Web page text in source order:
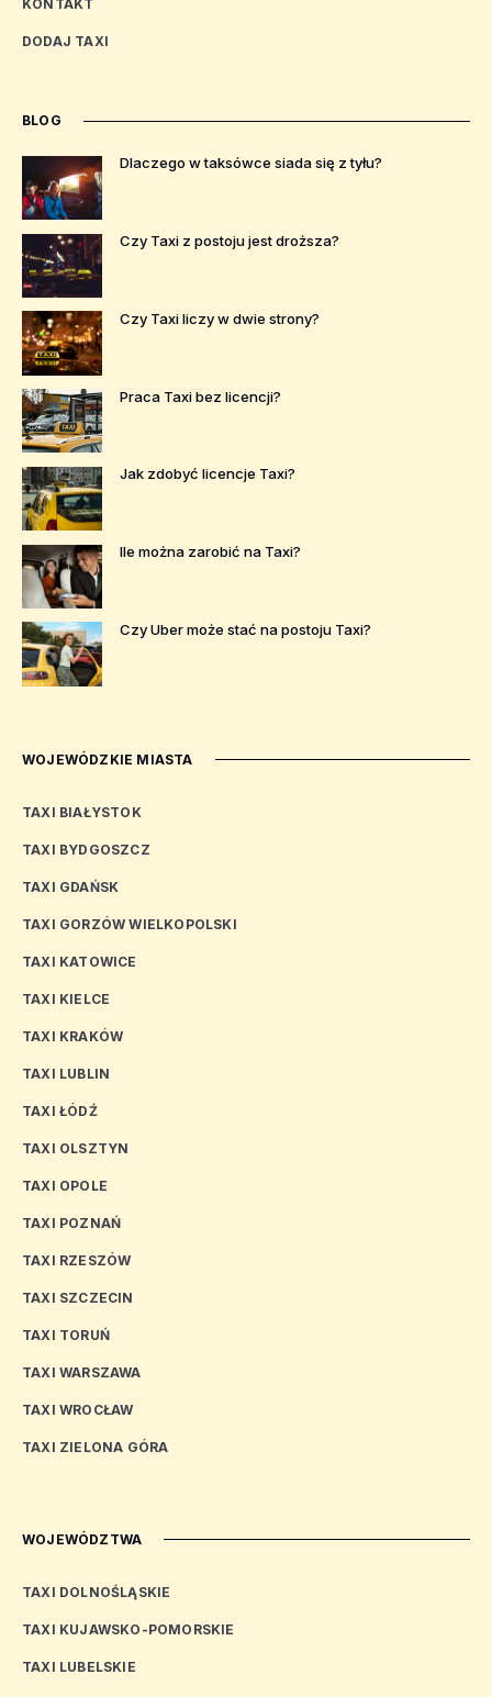
KONTAKT
DODAJ TAXI
BLOG
Dlaczego w taksówce siada się z tyłu?
Czy Taxi z postoju jest droższa?
Czy Taxi liczy w dwie strony?
Praca Taxi bez licencji?
Jak zdobyć licencje Taxi?
Ile można zarobić na Taxi?
Czy Uber może stać na postoju Taxi?
WOJEWÓDZKIE MIASTA
TAXI BIAŁYSTOK
TAXI BYDGOSZCZ
TAXI GDAŃSK
TAXI GORZÓW WIELKOPOLSKI
TAXI KATOWICE
TAXI KIELCE
TAXI KRAKÓW
TAXI LUBLIN
TAXI ŁÓDŹ
TAXI OLSZTYN
TAXI OPOLE
TAXI POZNAŃ
TAXI RZESZÓW
TAXI SZCZECIN
TAXI TORUŃ
TAXI WARSZAWA
TAXI WROCŁAW
TAXI ZIELONA GÓRA
WOJEWÓDZTWA
TAXI DOLNOŚLĄSKIE
TAXI KUJAWSKO-POMORSKIE
TAXI LUBELSKIE